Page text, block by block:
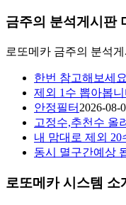
금주의 분석게시판
로또메카 금주의 분석
한번 참고해보세요
제외 1수 뽑아봅니
안정필터 2026-08-
고정수,추천수 올
내 맘대로 제외 20
동시 멸구간예상
로또메카 시스템 소